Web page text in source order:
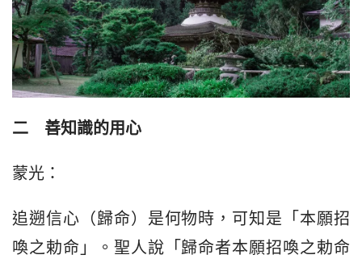
二　善知識的用心
蒙光：
追遡信心（歸命）是何物時，可知是「本願招
喚之勅命」。聖人說「歸命者本願招喚之勅命